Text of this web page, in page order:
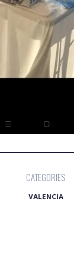
CATEGORIES
VALENCIA